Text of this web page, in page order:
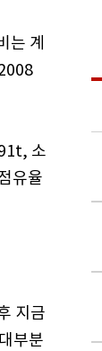
는 계
소
유율
지금
부분